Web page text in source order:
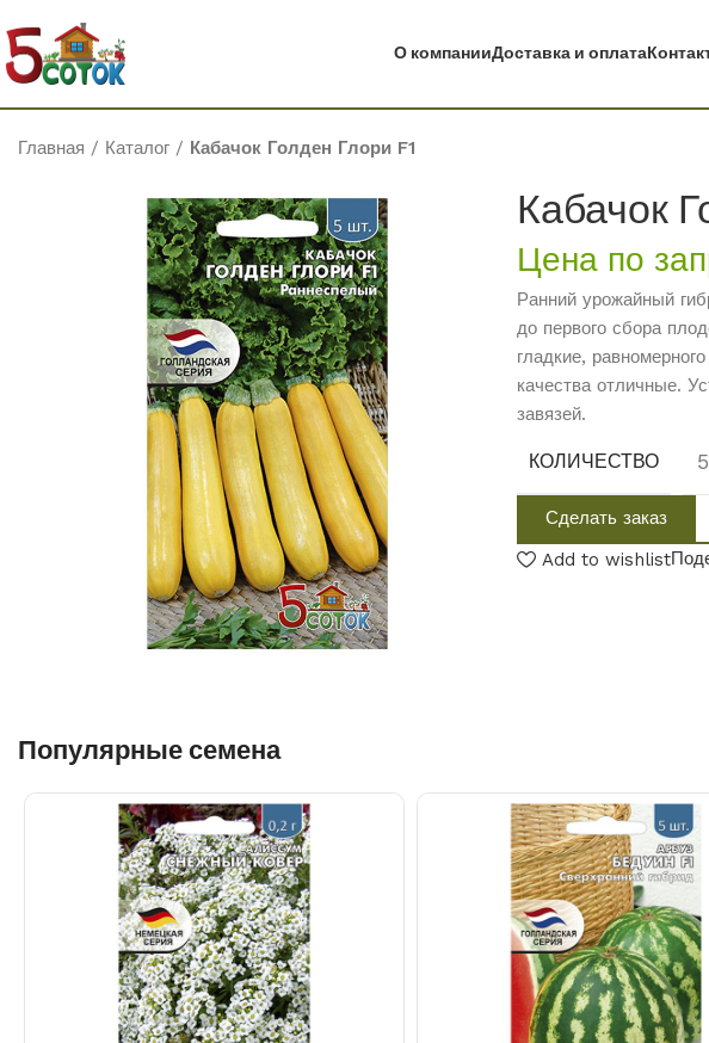
О компанииДоставка и оплата
Главная / Каталог / Кабачок Голден Глори F1
Кабачок
Цена по
Ранний урожайный
до первого сбора
гладкие,
качества отличные.
завязей.
КОЛИЧЕСТВО
Сделать заказ
Add to wishlist
Популярные семена